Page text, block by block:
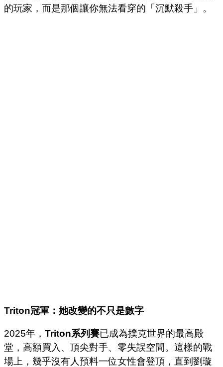
的玩家，而是那個讓你無法看穿的「沉默殺手」。
Triton冠軍：她改變的不只是數字
2025年， Triton系列賽已成為撲克世界的最高殿
堂，高額買入、頂尖對手、零失誤空間。這樣的戰
場上，幾乎沒有人預料一位女性會登頂，直到劉璇